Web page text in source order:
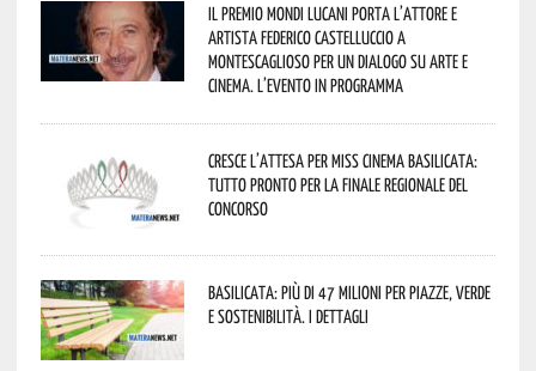
Il Premio Mondi Lucani porta l’attore e
artista Federico Castelluccio a
Montescaglioso per un dialogo su arte e
cinema. L’evento in programma
Cresce l’attesa per Miss Cinema Basilicata:
tutto pronto per la finale regionale del
concorso
Basilicata: più di 47 milioni per piazze, verde
e sostenibilità. I dettagli